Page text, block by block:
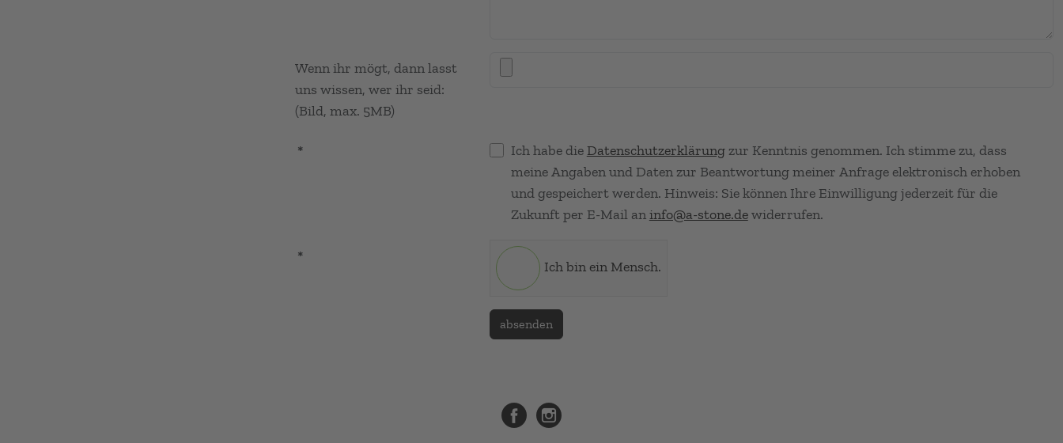
Wenn ihr mögt, dann lasst
uns wissen, wer ihr seid:
(Bild, max. 5MB)
* Ich habe die Datenschutzerklärungzur Kenntnis genommen. Ich stimme zu, dass
meine Angaben und Daten zur Beantwortung meiner Anfrage elektronisch erhoben
und gespeichert werden. Hinweis: Sie können Ihre Einwilligung jederzeit für die
Zukunft per E-Mail aninfo@a-stone.dewiderrufen.
*
Ich bin ein Mensch.
absenden